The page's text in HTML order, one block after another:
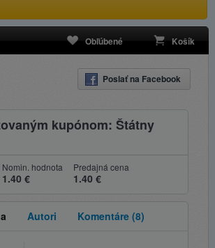
Obľúbené Košík
Poslať na Facebook
kupónom: Štátny
Nomin. hodnota
1.40 €
Predajná cena
1.40 €
Autori Komentáre (8)